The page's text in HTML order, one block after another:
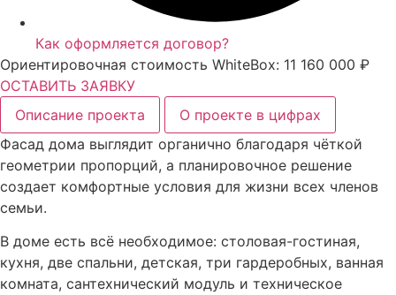
Как оформляется договор?
Ориентировочная стоимость WhiteBox: 11 160 000 ₽
ОСТАВИТЬ ЗАЯВКУ
Описание проекта
О проекте в цифрах
Фасад дома выглядит органично благодаря чёткой
геометрии пропорций, а планировочное решение
создает комфортные условия для жизни всех членов
семьи.
В доме есть всё необходимое: столовая-гостиная,
кухня, две спальни, детская, три гардеробных, ванная
комната, сантехнический модуль и техническое